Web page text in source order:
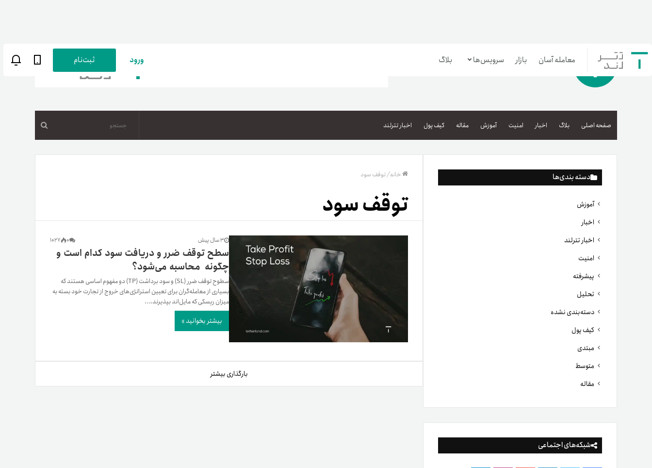
معامله آسان بازار سرویس‌ها
بازار تترلند
سرمایه‌گذاری آسان
پاداش کیف‌پول تومانی
مهر تترلند
بلاگ
زبان پارسی
تنظیمات
خروج
ورود ثبت‌نام
صفحه اصلی بلاگ اخبار امنیت آموزش مقاله کیف پول اخبار تترلند
دسته بندی‌ها
آموزش
اخبار
اخبار تترلند
امنیت
پیشرفته
تحلیل
دسته‌بندی نشده
کیف پول
مبتدی
متوسط
مقاله
شبکه‌های اجتماعی
خانه/توقف سود
توقف سود
3 سال پیش 0
1027
سطح توقف ضرر و دریافت سود کدام است و
چگونه محاسبه می‌شود؟
سطوح توقف ضرر (SL) و سود برداشت (TP) دو مفهوم اساسی هستند که
بسیاری از معامله‌گران برای تعیین استراتژی‌های خروج از تجارت خود بسته به
میزان ریسکی که مایل‌اند بپذیرند،...
بیشتر بخوانید »
بارگذاری بیشتر